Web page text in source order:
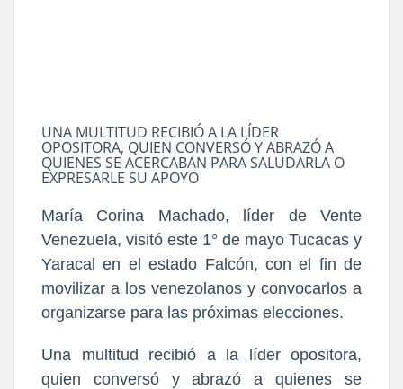
UNA MULTITUD RECIBIÓ A LA LÍDER
OPOSITORA, QUIEN CONVERSÓ Y ABRAZÓ A
QUIENES SE ACERCABAN PARA SALUDARLA O
EXPRESARLE SU APOYO
María Corina Machado, líder de Vente
Venezuela, visitó este 1° de mayo Tucacas y
Yaracal en el estado Falcón, con el fin de
movilizar a los venezolanos y convocarlos a
organizarse para las próximas elecciones.
Una multitud recibió a la líder opositora,
quien conversó y abrazó a quienes se